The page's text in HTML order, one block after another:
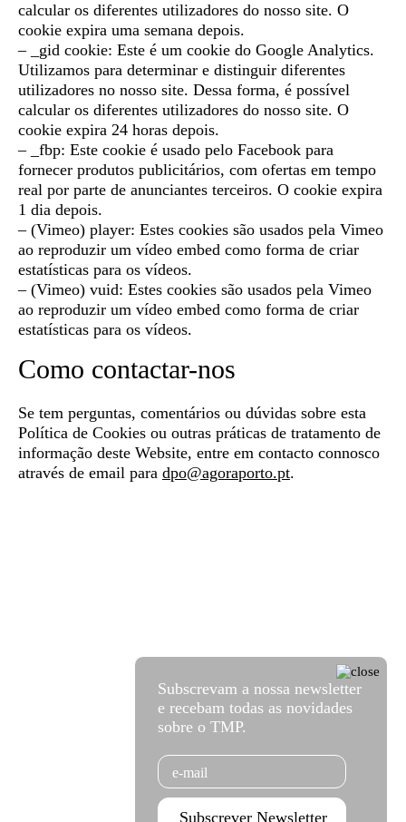
calcular os diferentes utilizadores do nosso site. O
cookie expira uma semana depois.
– _gid cookie: Este é um cookie do Google Analytics.
Utilizamos para determinar e distinguir diferentes
utilizadores no nosso site. Dessa forma, é possível
calcular os diferentes utilizadores do nosso site. O
cookie expira 24 horas depois.
– _fbp: Este cookie é usado pelo Facebook para
fornecer produtos publicitários, com ofertas em tempo
real por parte de anunciantes terceiros. O cookie expira
1 dia depois.
– (Vimeo) player: Estes cookies são usados pela Vimeo
ao reproduzir um vídeo embed como forma de criar
estatísticas para os vídeos.
– (Vimeo) vuid: Estes cookies são usados pela Vimeo
ao reproduzir um vídeo embed como forma de criar
estatísticas para os vídeos.
Como contactar-nos
Se tem perguntas, comentários ou dúvidas sobre esta
Política de Cookies ou outras práticas de tratamento de
informação deste Website, entre em contacto connosco
através de email para dpo@agoraporto.pt.
Subscrevam a nossa newsletter
e recebam todas as novidades
sobre o TMP.
Email
Subscrever Newsletter